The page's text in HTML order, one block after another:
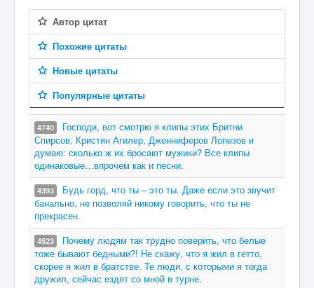
Автор цитат
Похожие цитаты
Новые цитаты
Популярные цитаты
4740
Господи, вот смотрю я клипы этих Бритни
Спирсов, Кристин Агилер, Дженниферов Лопезов и
думаю: сколько ж их бросают мужики? Все клипы
одинаковые…впрочем как и песни.
4393
Будь горд, что ты – это ты. Даже если это звучит
банально, не позволяй никому говорить, что ты не
прекрасен.
4523
Почему людям так трудно поверить, что белые
тоже бывают бедными?! Не скажу, что я жил в гетто,
скорее я жил в братстве. Те люди, с которыми я тогда
дружил, сейчас ездят со мной в турне.